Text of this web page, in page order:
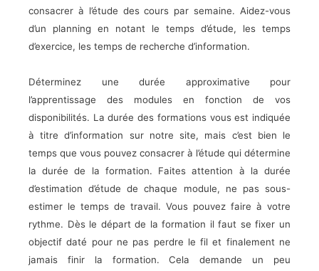
consacrer à l’étude des cours par semaine. Aidez-vous
d’un planning en notant le temps d’étude, les temps
d’exercice, les temps de recherche d’information.
Déterminez une durée approximative pour
l’apprentissage des modules en fonction de vos
disponibilités. La durée des formations vous est indiquée
à titre d’information sur notre site, mais c’est bien le
temps que vous pouvez consacrer à l’étude qui détermine
la durée de la formation. Faites attention à la durée
d’estimation d’étude de chaque module, ne pas sous-
estimer le temps de travail. Vous pouvez faire à votre
rythme. Dès le départ de la formation il faut se fixer un
objectif daté pour ne pas perdre le fil et finalement ne
jamais finir la formation. Cela demande un peu